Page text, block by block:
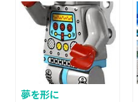
夢を形に